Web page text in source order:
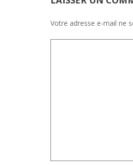
Votre adresse e-mail ne